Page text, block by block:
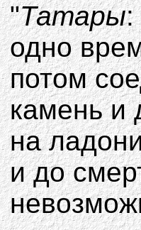
"Татары:
одно
потом
камень и
на
и до